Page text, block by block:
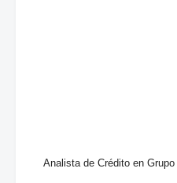
Analista de Crédito en